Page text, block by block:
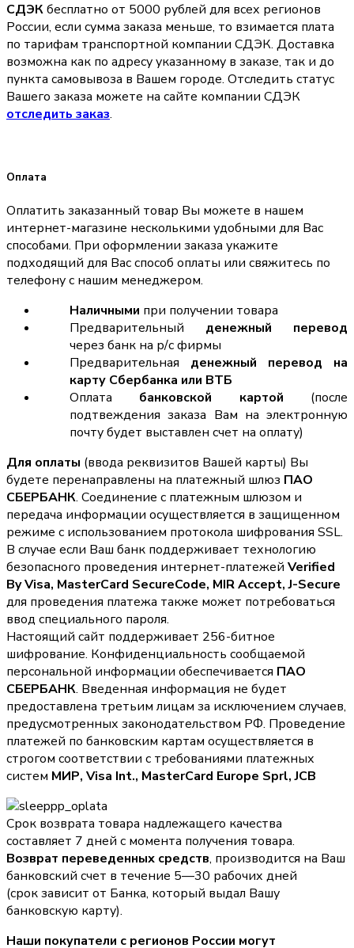
СДЭКбесплатно от 5000 рублей для всех регионов
России, если сумма заказа меньше, то взимается плата
по тарифам транспортной компании СДЭК. Доставка
возможна как по адресу указанному в заказе, так и до
пункта самовывоза в Вашем городе. Отследить статус
Вашего заказа можете на сайте компании СДЭК
отследить заказ.
Оплата
Оплатить заказанный товар Вы можете в нашем
интернет-магазине несколькими удобными для Вас
способами. При оформлении заказа укажите
подходящий для Вас способ оплаты или свяжитесь по
телефону с нашим менеджером.
Наличными при получении товара
Предварительный денежный перевод
через банк на р/с фирмы
Предварительная денежный перевод на
карту Сбербанка или ВТБ
Оплата банковской картой (после
подтвеждения заказа Вам на электронную
почту будет выставлен счет на оплату)
Для оплаты (ввода реквизитов Вашей карты) Вы
будете перенаправлены на платежный шлюз ПАО
СБЕРБАНК. Соединение с платежным шлюзом и
передача информации осуществляется в защищенном
режиме с использованием протокола шифрования SSL.
В случае если Ваш банк поддерживает технологию
безопасного проведения интернет-платежей Verified
By Visa, MasterCard SecureCode, MIR Accept, J-Secure
для проведения платежа также может потребоваться
ввод специального пароля.
Настоящий сайт поддерживает 256-битное
шифрование. Конфиденциальность сообщаемой
персональной информации обеспечивается ПАО
СБЕРБАНК. Введенная информация не будет
предоставлена третьим лицам за исключением случаев,
предусмотренных законодательством РФ. Проведение
платежей по банковским картам осуществляется в
строгом соответствии с требованиями платежных
систем МИР, Visa Int., MasterCard Europe Sprl, JCB
Срок возврата товара надлежащего качества
составляет 7 дней с момента получения товара.
Возврат переведенных средств, производится на Ваш
банковский счет в течение 5—30 рабочих дней
(срок зависит от Банка, который выдал Вашу
банковскую карту).
Наши покупатели с регионов России могут